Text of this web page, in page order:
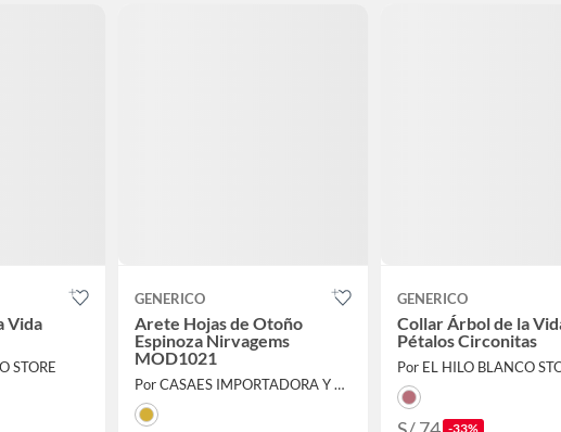
Vida
STORE
GENERICO
Arete Hojas de Otoño
Espinoza Nirvagems
MOD1021
Por CASAES IMPORTADORA Y DISTRIBUIDORA SAC
GENERICO
Collar Árbol de la
Pétalos Circonitas
Por EL HILO BLANCO
-33%